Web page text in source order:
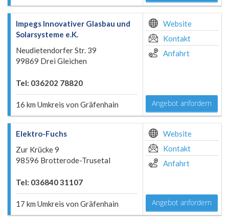
Impegs Innovativer Glasbau und
Solarsysteme e.K.
Neudietendorfer Str. 39
99869 Drei Gleichen
Tel: 036202 78820
16 km Umkreis von Gräfenhain
Website
Kontakt
Anfahrt
Angebot anfordern
Elektro-Fuchs
Zur Krücke 9
98596 Brotterode-Trusetal
Tel: 036840 31107
17 km Umkreis von Gräfenhain
Website
Kontakt
Anfahrt
Angebot anfordern